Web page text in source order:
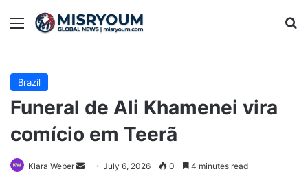
Menu
Brazil
Funeral de Ali Khamenei vira
comício em Teerã
Klara Weber
Send July 6, 2026 0 4 minutes read